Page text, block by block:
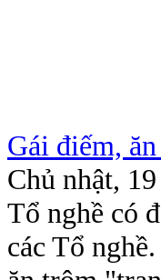
Gái điếm,
Chủ nhật,
Tổ nghề có
các Tổ